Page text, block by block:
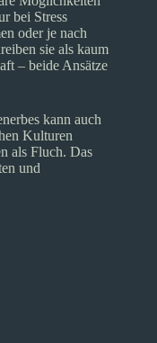
bei Stress
oder je nach
sie als kaum
– beide Ansätze
kann auch
Kulturen
als Fluch. Das
und